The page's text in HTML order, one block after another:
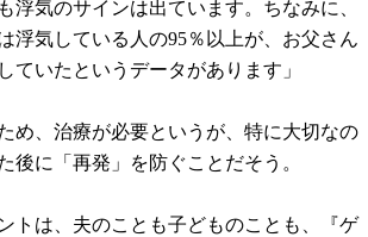
浮気のサインは出ています。ちなみに、
浮気している人の95％以上が、お父さん
ていたというデータがあります」
め、治療が必要というが、特に大切なの
後に「再発」を防ぐことだそう。
トは、夫のことも子どものことも、『ゲ